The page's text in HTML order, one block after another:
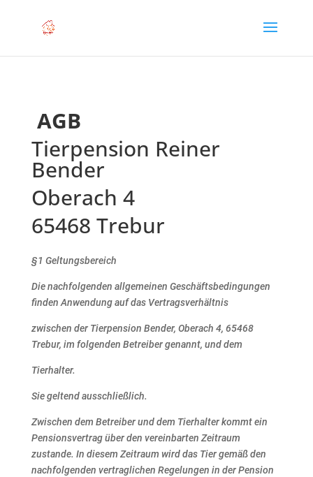
AGB
Tierpension Reiner
Bender
Oberach 4
65468 Trebur
§1 Geltungsbereich
Die nachfolgenden allgemeinen Geschäftsbedingungen
finden Anwendung auf das Vertragsverhältnis
zwischen der Tierpension Bender, Oberach 4, 65468
Trebur, im folgenden Betreiber genannt, und dem
Tierhalter.
Sie geltend ausschließlich.
Zwischen dem Betreiber und dem Tierhalter kommt ein
Pensionsvertrag über den vereinbarten Zeitraum
zustande. In diesem Zeitraum wird das Tier gemäß den
nachfolgenden vertraglichen Regelungen in derPension